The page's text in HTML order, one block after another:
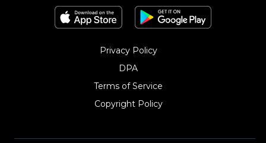
Privacy Policy
DPA
Terms of Service
Copyright Policy‎